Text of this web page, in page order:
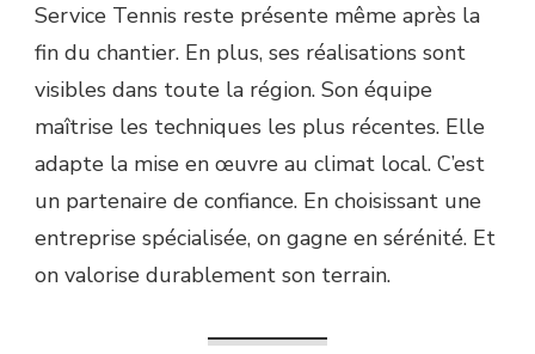
Service Tennis reste présente même après la
fin du chantier. En plus, ses réalisations sont
visibles dans toute la région. Son équipe
maîtrise les techniques les plus récentes. Elle
adapte la mise en œuvre au climat local. C’est
un partenaire de confiance. En choisissant une
entreprise spécialisée, on gagne en sérénité. Et
on valorise durablement son terrain.